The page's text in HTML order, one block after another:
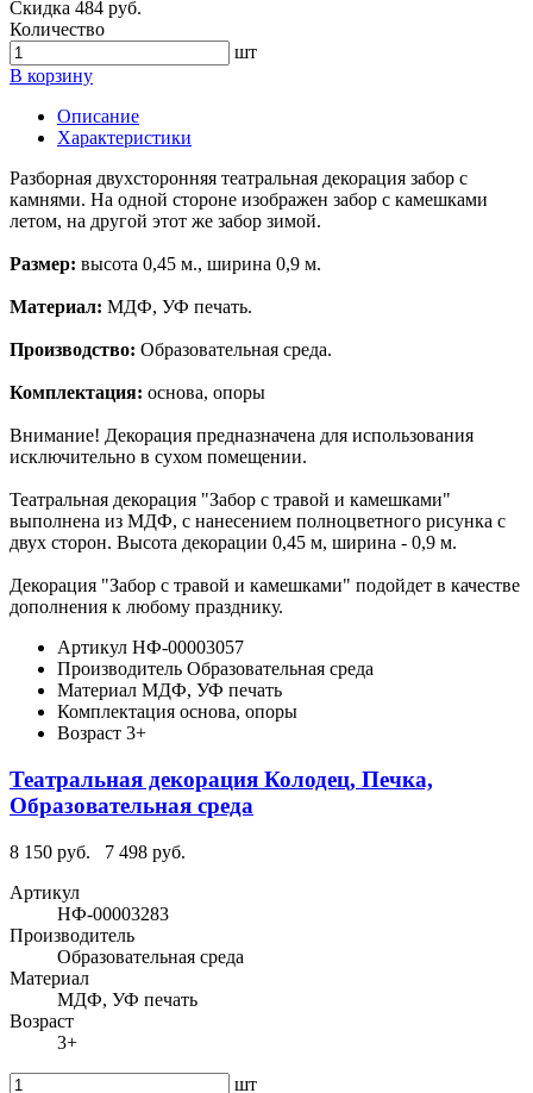
Скидка 484 руб.
Количество
шт
В корзину
Описание
Характеристики
Разборная двухсторонняя театральная декорация забор с
камнями. На одной стороне изображен забор с камешками
летом, на другой этот же забор зимой.
Размер: высота 0,45 м., ширина 0,9 м.
Материал: МДФ, УФ печать.
Производство: Образовательная среда.
Комплектация: основа, опоры
Внимание! Декорация предназначена для использования
исключительно в сухом помещении.
Театральная декорация "Забор с травой и камешками"
выполнена из МДФ, с нанесением полноцветного рисунка с
двух сторон. Высота декорации 0,45 м, ширина - 0,9 м.
Декорация "Забор с травой и камешками" подойдет в качестве
дополнения к любому празднику.
Артикул НФ-00003057
Производитель Образовательная среда
Материал МДФ, УФ печать
Комплектация основа, опоры
Возраст 3+
Театральная декорация Колодец, Печка,
Образовательная среда
8 150 руб.
7 498 руб.
Артикул
НФ-00003283
Производитель
Образовательная среда
Материал
МДФ, УФ печать
Возраст
3+
шт